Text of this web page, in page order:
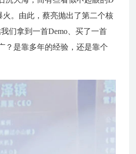
火。由此，蔡亮抛出了第二个核
们拿到一首Demo、买了一首
？是靠多年的经验，还是靠个